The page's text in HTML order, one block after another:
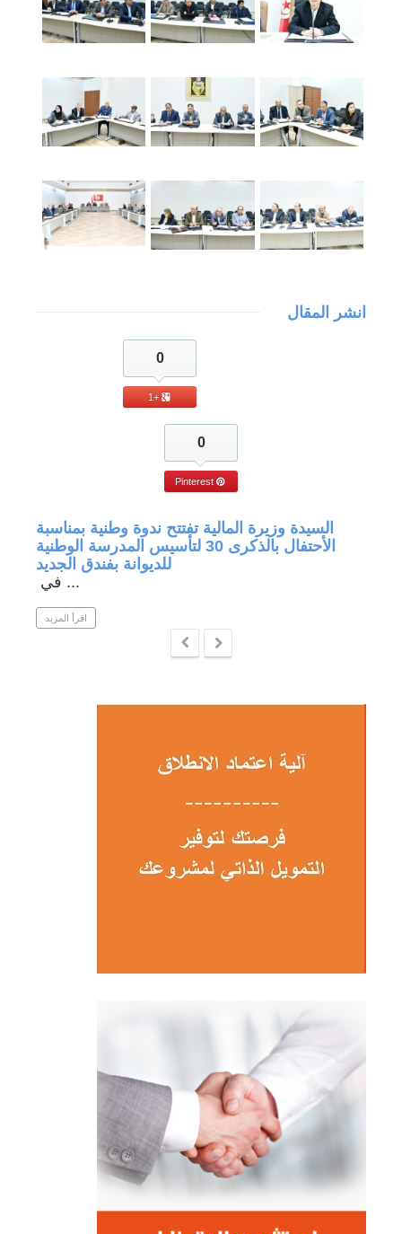
انشر المقال
0
+1
0
Pinterest
السيدة وزيرة المالية تفتتح ندوة وطنية بمناسبة
الأحتفال بالذكرى 30 لتأسيس المدرسة الوطنية
للديوانة بفندق الجديد
في ...
اقرأ المزيد